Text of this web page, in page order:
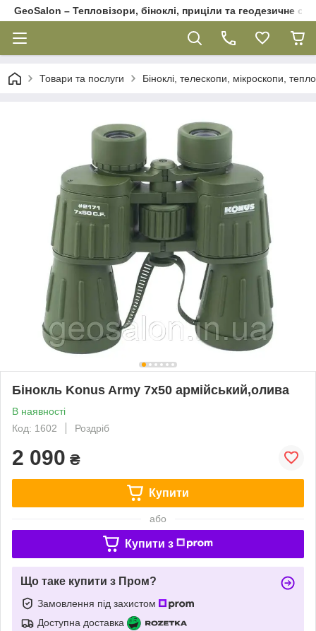
GeoSalon – Тепловізори, біноклі, приціли та геодезичне
Товари та послуги Біноклі, телескопи, мікроскопи,
Бінокль Konus Army 7x50 армійський,олива
В наявності
Код: 1602
Роздріб
2 090 ₴
Купити
або
Купити з
Що таке купити з Пром?
Замовлення під захистом
Доступна доставка